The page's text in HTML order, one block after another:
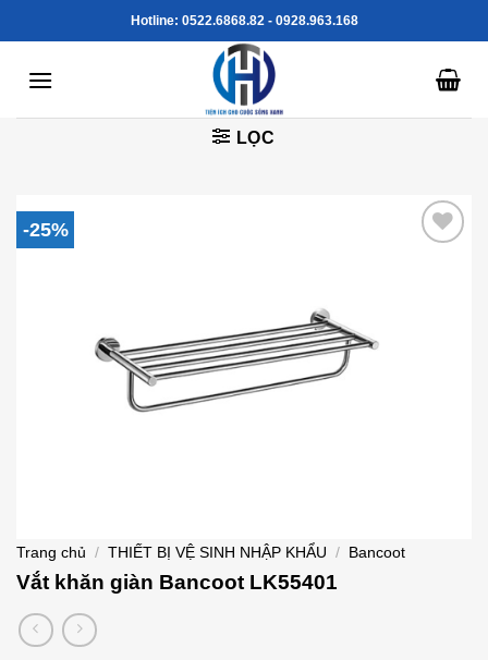
to
Hotline: 0522.6868.82 - 0928.963.168
LỌC
-25%
Trang chủ / THIẾT BỊ VỆ SINH NHẬP KHẨU / Bancoot
Vắt khăn giàn Bancoot LK55401